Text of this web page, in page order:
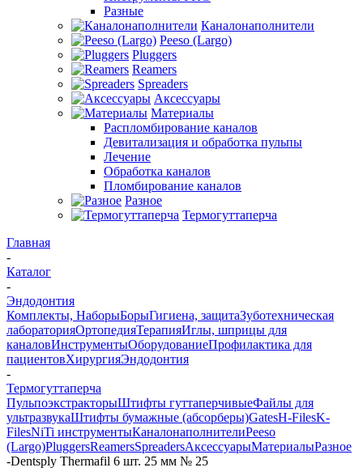
Разные
Каналонаполнители
Peeso (Largo)
Pluggers
Reamers
Spreaders
Аксессуары
Материалы
Распломбирование каналов
Девитализация и обработка пульпы
Лечение
Обработка каналов
Пломбирование каналов
Разное
Термогуттаперча
Главная
-
Каталог
-
Эндодонтия
Комплекты, НаборыБорыГигиена, защитаЗуботехническая
лабораторияОртопедияТерапияИглы, шприцы для
каналовИнструментыОборудованиеПрофилактика для
пациентовХирургияЭндодонтия
-
Термогуттаперча
ПульпоэкстракторыШтифты гуттаперчивыеФайлы для
ультразвукаШтифты бумажные (абсорберы)GatesH-FilesK-
FilesNiTi инструментыКаналонаполнителиPeeso
(Largo)PluggersReamersSpreadersАксессуарыМатериалыРазное
-Dentsply Thermafil 6 шт. 25 мм № 25